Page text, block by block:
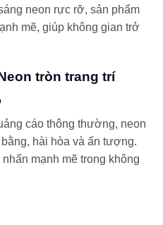
neon rực rỡ, sản phẩm
mẽ, giúp không gian trở
tròn trang trí
cáo thông thường, neon
hài hòa và ấn tượng.
mạnh mẽ trong không